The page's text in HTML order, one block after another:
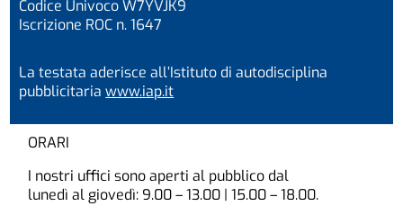
Codice Univoco W7YVJK9
Iscrizione ROC n. 1647
La testata aderisce all’Istituto di autodisciplina
pubblicitariawww.iap.it
ORARI
I nostri uffici sono aperti al pubblico dal
lunedì al giovedì: 9.00 – 13.00 | 15.00 – 18.00.